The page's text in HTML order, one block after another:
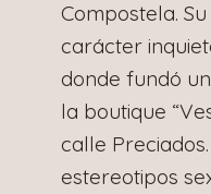
Compostela.
carácter
donde fundó
la boutique
calle
estereotipos